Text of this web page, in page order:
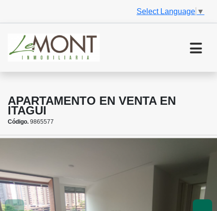
Select Language ▼
APARTAMENTO EN VENTA EN
ITAGUI
Código. 9865577